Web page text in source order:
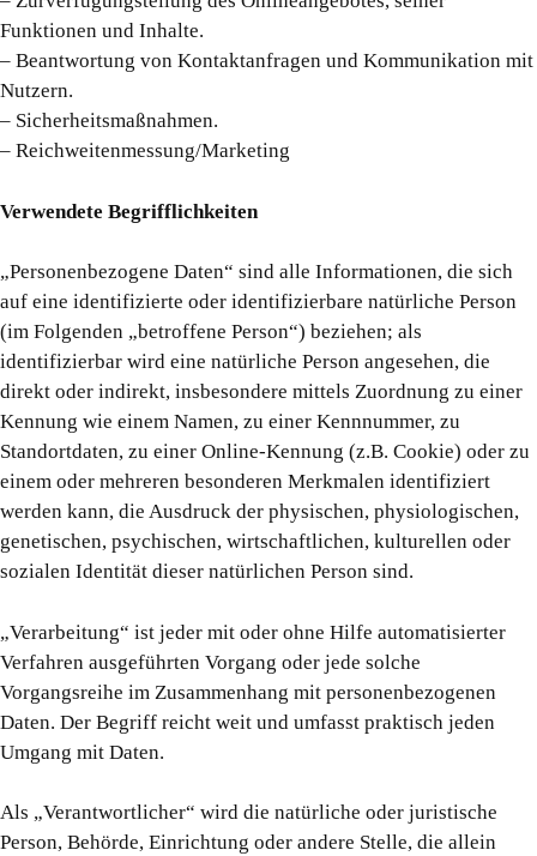
Funktionen und Inhalte.
– Beantwortung von Kontaktanfragen und Kommunikation mit
Nutzern.
– Sicherheitsmaßnahmen.
– Reichweitenmessung/Marketing
Verwendete Begrifflichkeiten
„Personenbezogene Daten“ sind alle Informationen, die sich
auf eine identifizierte oder identifizierbare natürliche Person
(im Folgenden „betroffene Person“) beziehen; als
identifizierbar wird eine natürliche Person angesehen, die
direkt oder indirekt, insbesondere mittels Zuordnung zu einer
Kennung wie einem Namen, zu einer Kennnummer, zu
Standortdaten, zu einer Online-Kennung (z.B. Cookie) oder zu
einem oder mehreren besonderen Merkmalen identifiziert
werden kann, die Ausdruck der physischen, physiologischen,
genetischen, psychischen, wirtschaftlichen, kulturellen oder
sozialen Identität dieser natürlichen Person sind.
„Verarbeitung“ ist jeder mit oder ohne Hilfe automatisierter
Verfahren ausgeführten Vorgang oder jede solche
Vorgangsreihe im Zusammenhang mit personenbezogenen
Daten. Der Begriff reicht weit und umfasst praktisch jeden
Umgang mit Daten.
Als „Verantwortlicher“ wird die natürliche oder juristische
Person, Behörde, Einrichtung oder andere Stelle, die allein